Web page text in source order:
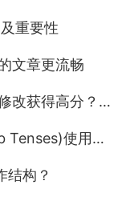
重要性
文章更流畅
文修改检查流程介绍
解析附英文写作例子
结构？